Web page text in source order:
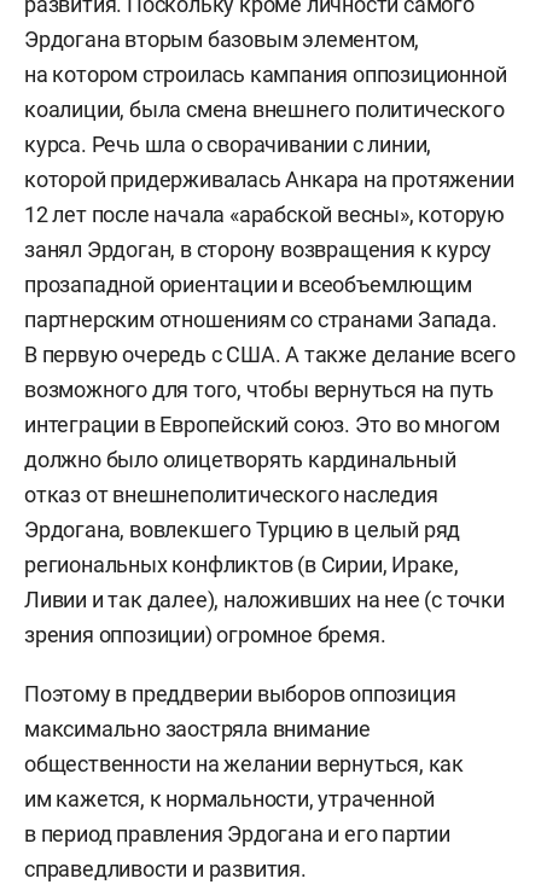
декана факультета востоковедения (ранее —
Института практического востоковедения)
Московской международной академии (ранее —
Московский институт лингвистики)
(по совместительству).
2015–2016 — преподаватель Школы
исторических наук факультета гуманитарных
наук Национального исследовательского
университета «Высшая школа экономики».
2016–2021 — старший преподаватель
департамента политической науки
Национального исследовательского
С 2018-го по настоящее время — старший
преподаватель восточного факультета
Государственного академического
университета гуманитарных наук
(по совместительству).
С 2021-го по настоящее время — старший
преподаватель, заместитель заведующего
базовой кафедрой Института востоковедения
РАН на факультете мировой экономики
и мировой политики Национального
Эрдогана вторым базовым элементом,
на котором строилась кампания оппозиционной
коалиции, была смена внешнего политического
курса. Речь шла о сворачивании с линии,
которой придерживалась Анкара на протяжении
12 лет после начала «арабской весны», которую
занял Эрдоган, в сторону возвращения к курсу
прозападной ориентации и всеобъемлющим
партнерским отношениям со странами Запада.
В первую очередь с США. А также делание всего
возможного для того, чтобы вернуться на путь
интеграции в Европейский союз. Это во многом
должно было олицетворять кардинальный
отказ от внешнеполитического наследия
Эрдогана, вовлекшего Турцию в целый ряд
региональных конфликтов (в Сирии, Ираке,
Ливии и так далее), наложивших на нее (с точки
зрения оппозиции) огромное бремя.
Поэтому в преддверии выборов оппозиция
максимально заостряла внимание
общественности на желании вернуться, как
им кажется, к нормальности, утраченной
в период правления Эрдогана и его партии
справедливости и развития.